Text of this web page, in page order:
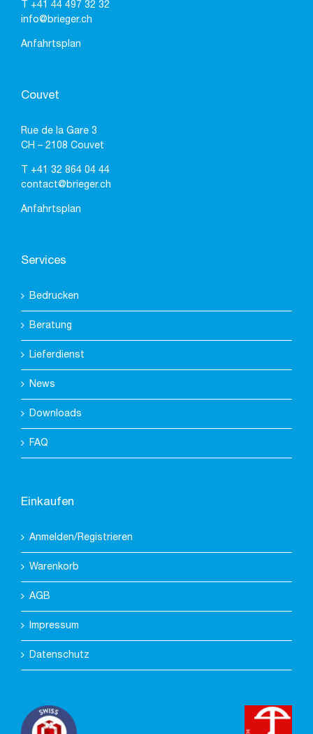
+41 44 497 32 32
info@brieger.ch
Anfahrtsplan
Couvet
Rue de la Gare 3
CH – 2108 Couvet
+41 32 864 04 44
contact@brieger.ch
Anfahrtsplan
Services
Bedrucken
Beratung
Lieferdienst
News
Downloads
FAQ
Einkaufen
Anmelden/Registrieren
Warenkorb
AGB
Impressum
Datenschutz